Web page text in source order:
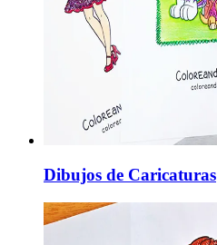
Dibujos de Caricaturas